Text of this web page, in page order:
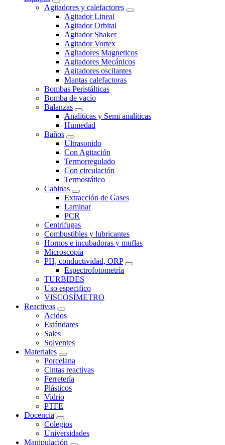
Agitadores y calefactores
Agitador Lineal
Agitador Orbital
Agitador Shaker
Agitador Vortex
Agitadores Magneticos
Agitadores Mecánicos
Agitadores oscilantes
Mantas calefactoras
Bombas Peristálticas
Bomba de vacío
Balanzas
Analíticas y Semi analíticas
Humedad
Baños
Ultrasonido
Con Agitación
Termorregulado
Con circulación
Termostático
Cabinas
Extracción de Gases
Laminar
PCR
Centrifugas
Combustibles y lubricantes
Hornos e incubadoras y muflas
Microscopía
PH, conductividad, ORP
Espectrofotometría
TURBIDES
Uso especifico
VISCOSÍMETRO
Reactivos
Acidos
Estándares
Sales
Solventes
Materiales
Porcelana
Cintas reactivas
Ferretería
Plásticos
Vidrio
PTFE
Docencia
Colegios
Universidades
Manipulación